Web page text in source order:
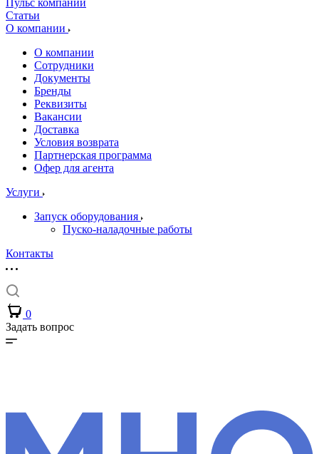
Пульс компании
Статьи
О компании
О компании
Сотрудники
Документы
Бренды
Реквизиты
Вакансии
Доставка
Условия возврата
Партнерская программа
Офер для агента
Услуги
Запуск оборудования
Пуско-наладочные работы
Контакты
0
Задать вопрос